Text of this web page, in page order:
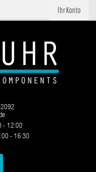
Ihr Konto
- 12:00
- 16:30